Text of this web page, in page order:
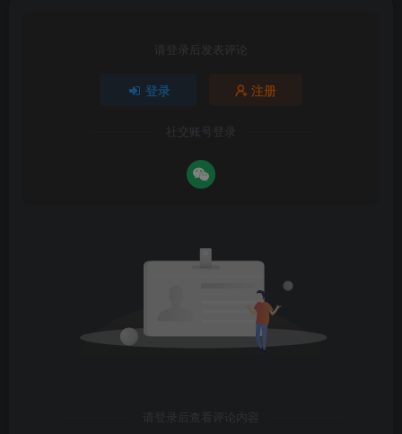
请登录后发表评论
登录 注册
社交账号登录
请登录后查看评论内容